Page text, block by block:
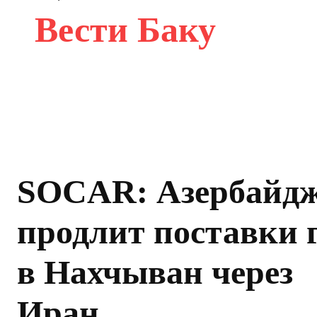
Вести Баку
SOCAR:
продлит поставки
в Нахчыван через